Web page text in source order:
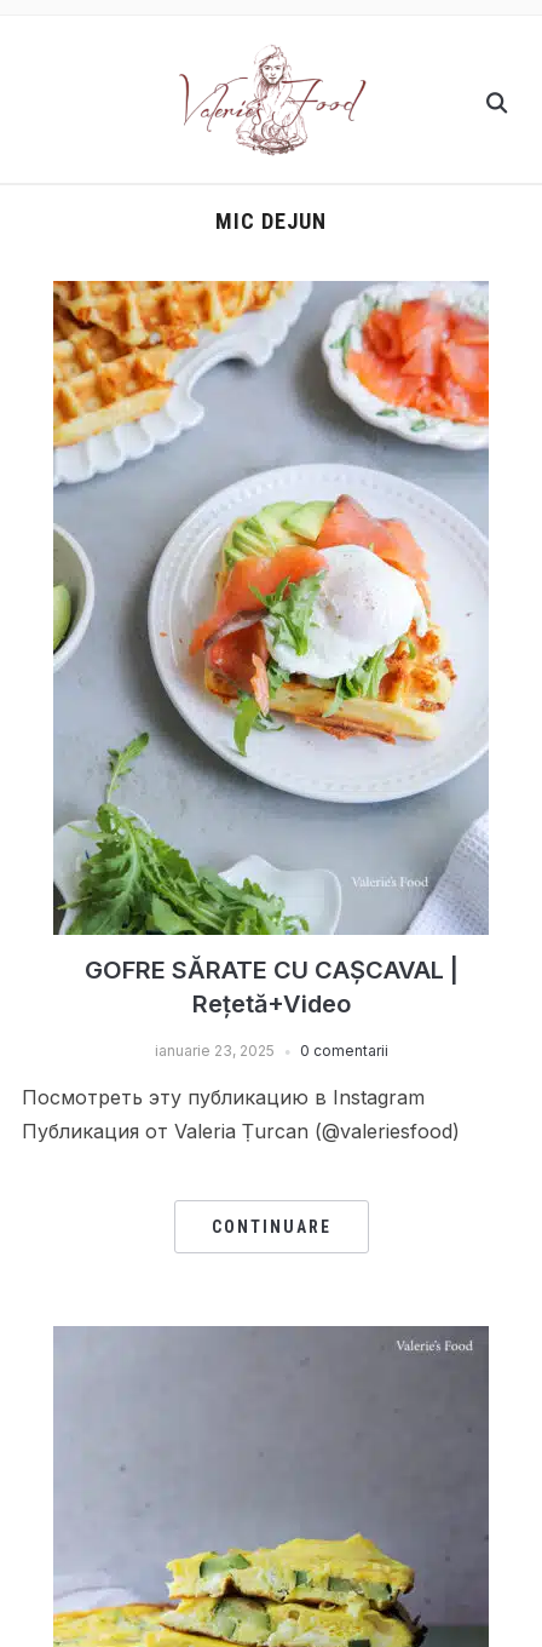
MIC DEJUN
GOFRE SĂRATE CU CAȘCAVAL |
Rețetă+Video
ianuarie 23, 2025 0 comentarii
Посмотреть эту публикацию в Instagram
Публикация от Valeria Țurcan (@valeriesfood)
CONTINUARE